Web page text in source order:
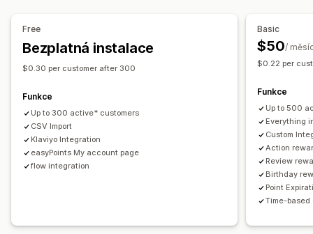
Free
Bezplatná instalace
$0.30 per customer after 300
Funkce
Up to 300 active* customers
CSV Import
Klaviyo Integration
easyPoints My account page
flow integration
Basic
$50/
$0.22 per
Funkce
Up to 500
Everything
Custom
Action
Review
Birthday
Point
Time-based